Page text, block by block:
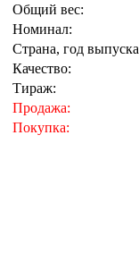
Общий вес:
Номинал:
Страна, год выпуска
Качество:
Тираж:
Продажа:
Покупка: